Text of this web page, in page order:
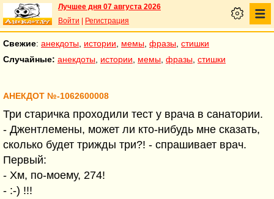
Лучшее дня 07 августа 2026
Войти
Регистрация
Свежие: анекдоты истории мемы фразы стишки
Случайные: анекдоты истории мемы фразы стишки
АНЕКДОТ №-1062600008
Три старичка проходили тест у врача в санатории.
- Джентлемены, может ли кто-нибудь мне сказать,
сколько будет трижды три?! - спрашивает врач.
Первый:
- Хм, по-моему, 274!
- :-) !!!